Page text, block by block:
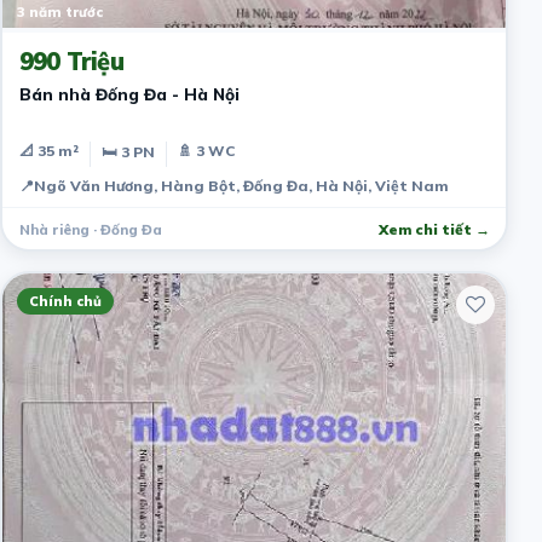
3 năm trước
990 Triệu
Bán nhà Đống Đa - Hà Nội
📐 35 m² 🛏 3 PN
🚿 3 WC
📍Ngõ Văn Hương, Hàng Bột, Đống Đa, Hà Nội, Việt Nam
Nhà riêng · Đống Đa Xem chi tiết →
Chính chủ